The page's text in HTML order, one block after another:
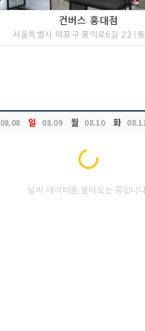
컨버스 홍대점
서울특별시 마포구 홍익로6길 22 (
08.08 일 08.09 월 08.10 화 08.11
Loading...
날씨 데이터를 불러오는 중입니